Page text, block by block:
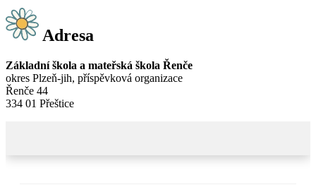
Adresa
Základní škola a mateřská škola Řenče
okres Plzeň-jih, příspěvková organizace
Řenče 44
334 01 Přeštice